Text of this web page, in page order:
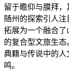
留于瞻仰与膜拜，
随州的探索引人注
拓展为一个融合
的复合型文旅生
典籍与传说中的
鸣。